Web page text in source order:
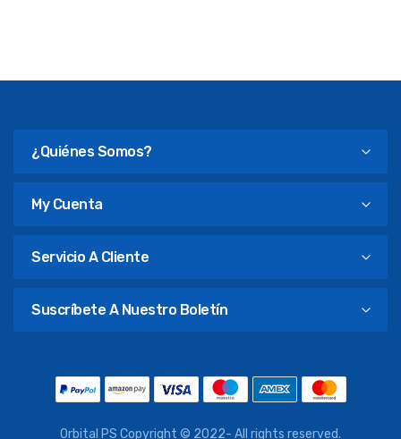
¿Quiénes Somos?
My Cuenta
Servicio A Cliente
Suscríbete A Nuestro Boletín
Orbital PS Copyright © 2022- All rights reserved.